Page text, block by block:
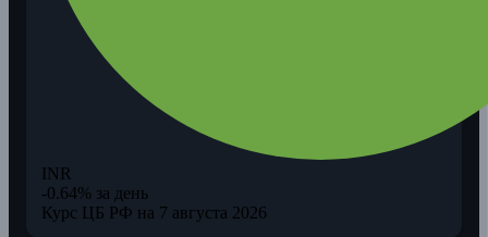
INR
-0.64% за день
Курс ЦБ РФ на 7 августа 2026